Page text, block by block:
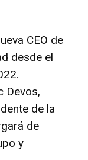
CEO de
desde el
Devos,
de la
de
y